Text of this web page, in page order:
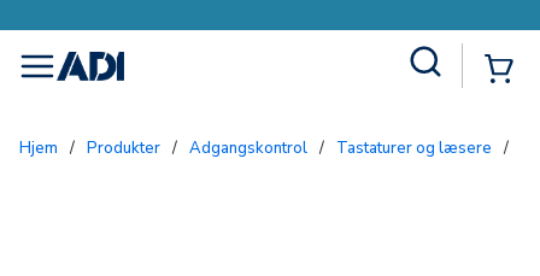
menu
Hjem / Produkter / Adgangskontrol / Tastaturer og læsere /